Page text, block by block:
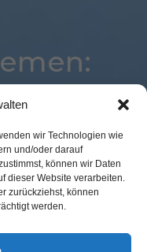
wir Technologien wie
und/oder darauf
können wir Daten
dieser Website verarbeiten.
zurückziehst, können
werden.
Commerce
Connect
Kassenlose Läden
Expertenwissen